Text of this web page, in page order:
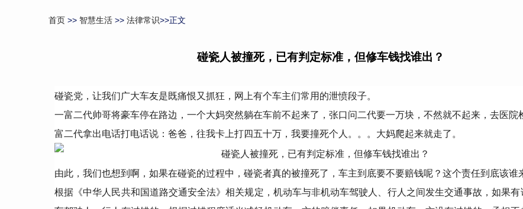
首页 >> 智慧生活 >> 法律常识>>正文
碰瓷人被撞死，已有判定标准，但修车钱找谁出？
碰瓷党，让我们广大车友是既痛恨又抓狂，网上有个车主们常用的泄愤段子。
一富二代帅哥将豪车停在路边，一个大妈突然躺在车前不起来了，张口问二代要一万块，不然就不起来，去医院
富二代拿出电话打电话说：爸爸，往我卡上打四五十万，我要撞死个人。。。大妈爬起来就走了。
由此，我们也想到啊，如果在碰瓷的过程中，碰瓷者真的被撞死了，车主到底要不要赔钱呢？这个责任到底该谁
根据《中华人民共和国道路交通安全法》相关规定，机动车与非机动车驾驶人、行人之间发生交通事故，如果